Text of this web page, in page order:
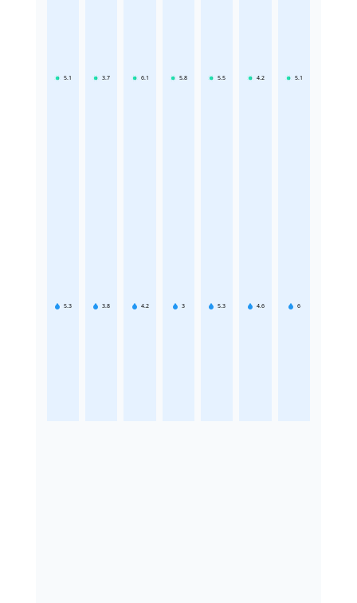
5.1
5.3
3.7
3.8
6.1
4.2
5.8
3
5.5
5.3
4.2
4.6
5.1
6